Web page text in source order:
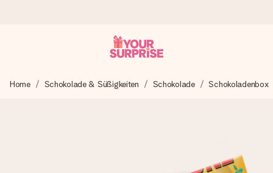
Wir bereiten dein Geschenk sorgfältig vor und schicken es
4,8 (basierend auf +15.000 Bewertungen)
Home Schokolade & Süßigkeiten Schokolade Schokoladenbox